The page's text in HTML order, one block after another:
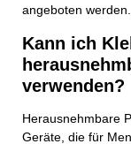
angeboten werden.
Kann ich
verwenden?
Herausnehmbare
Geräte, die für